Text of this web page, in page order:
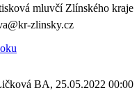
mluvčí Zlínského kraje
zlinsky.cz
BA, 25.05.2022 00:00